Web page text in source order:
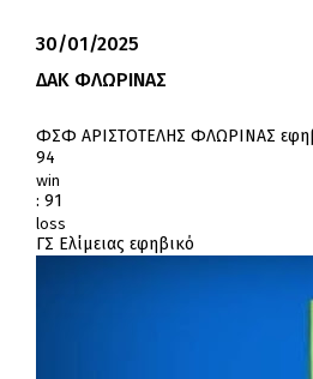
30/01/2025
ΔΑΚ ΦΛΩΡΙΝΑΣ
ΦΣΦ ΑΡΙΣΤΟΤΕΛΗΣ ΦΛΩΡΙΝΑΣ
94
win
: 91
loss
ΓΣ Ελίμειας εφηβικό